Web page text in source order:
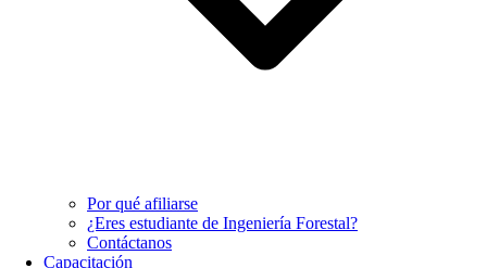
Por qué afiliarse
¿Eres estudiante de Ingeniería Forestal?
Contáctanos
Capacitación